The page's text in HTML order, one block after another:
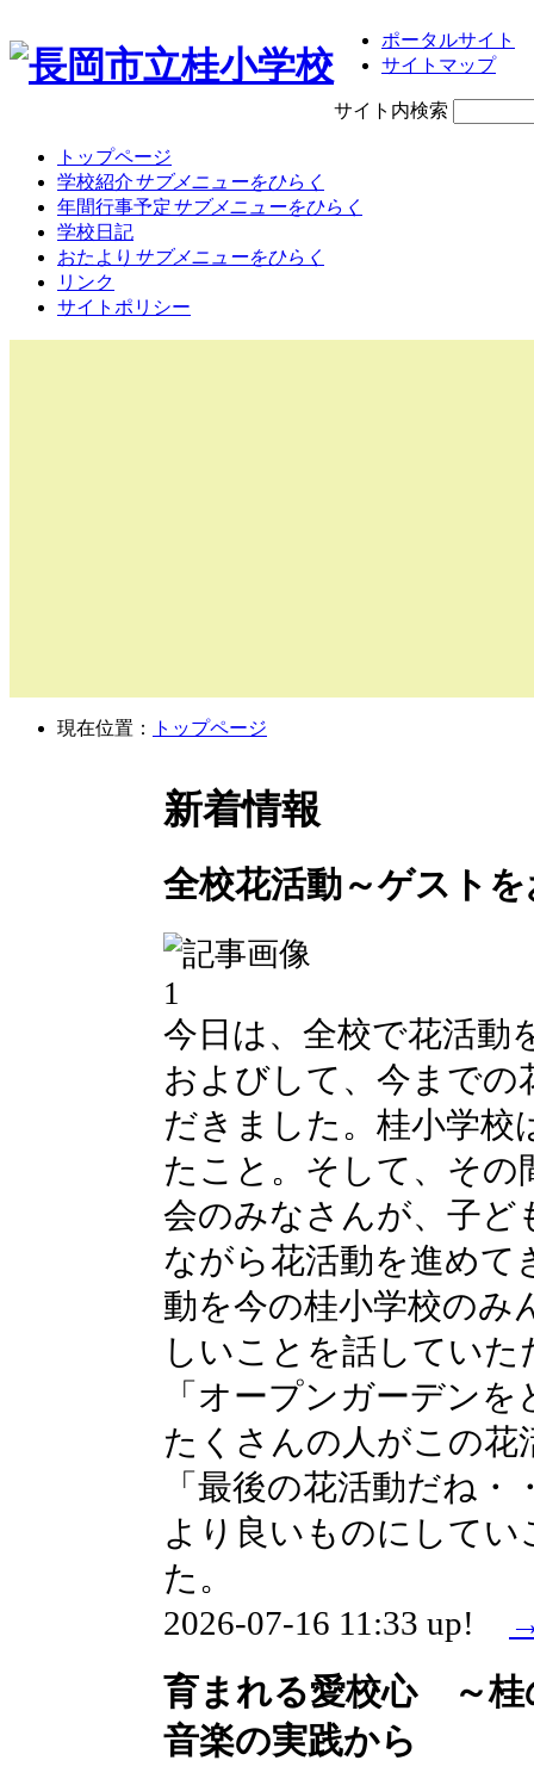
ポータルサイト
サイトマップ
サイト内検索
トップページ
学校紹介サブメニューをひらく
年間行事予定サブメニューをひらく
学校日記
おたより サブメニューをひらく
リンク
サイトポリシー
現在位置： トップページ
新着情報
全校花活動～ゲスト
今日は、全校で花活動
およびして、今までの
だきました。桂小学校
たこと。そして、その
会のみなさんが、子ど
ながら花活動を進めて
動を今の桂小学校のみ
しいことを話してい
「オープンガーデン
たくさんの人がこの花
「最後の花活動だね
より良いものにして
た。
2026-07-16 11:33 up!
育まれる愛校心 ～
音楽の実践から